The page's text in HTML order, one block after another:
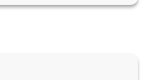
1-2 мин